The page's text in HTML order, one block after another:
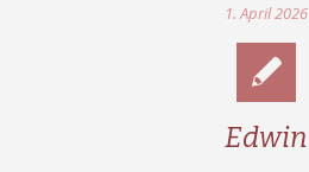
1. April 2026
Edwin